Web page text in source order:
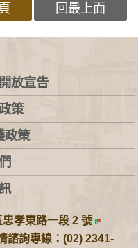
回最上面
放宣告
策
政策
孝東路一段 2 號
諮詢專線：(02) 2341-